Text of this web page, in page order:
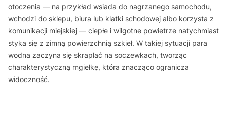
otoczenia — na przykład wsiada do nagrzanego samochodu,
wchodzi do sklepu, biura lub klatki schodowej albo korzysta z
komunikacji miejskiej — ciepłe i wilgotne powietrze natychmiast
styka się z zimną powierzchnią szkieł. W takiej sytuacji para
wodna zaczyna się skraplać na soczewkach, tworząc
charakterystyczną mgiełkę, która znacząco ogranicza
widoczność.